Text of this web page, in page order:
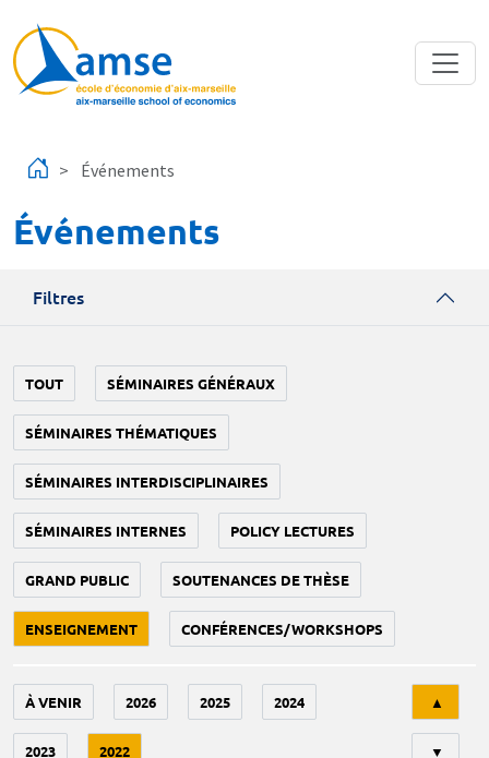
Événements
Événements
Filtres
TOUT SÉMINAIRES GÉNÉRAUX
SÉMINAIRES THÉMATIQUES
SÉMINAIRES INTERDISCIPLINAIRES
SÉMINAIRES INTERNES POLICY LECTURES
GRAND PUBLIC SOUTENANCES DE THÈSE
ENSEIGNEMENT CONFÉRENCES/WORKSHOPS
À VENIR 2026 2025 2024
2023 2022
▲
▼